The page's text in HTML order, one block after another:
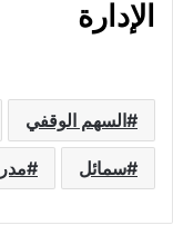
الإدارة
السهم الوقفي
سمائل